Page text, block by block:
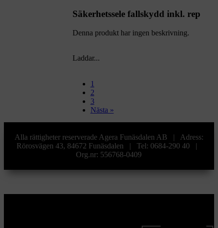
Säkerhetssele fallskydd inkl. rep
Denna produkt har ingen beskrivning.
Laddar...
1
2
3
Nästa »
Alla rättigheter reserverade Agera Funäsdalen AB | Adress:
Rörosvägen 43, 84672 Funäsdalen | Tel: 0684-290 40 |
Org.nr: 556768-0409